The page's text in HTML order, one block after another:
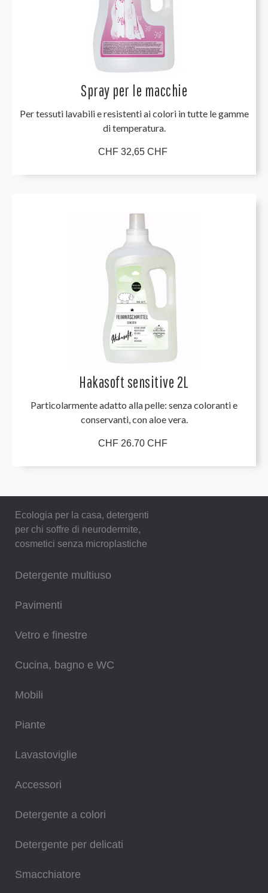
Spray per le macchie
Per tessuti lavabili e resistenti ai colori in tutte le gamme
di temperatura.
CHF 32,65 CHF
Hakasoft sensitive 2L
Particolarmente adatto alla pelle: senza coloranti e
conservanti, con aloe vera.
CHF 26.70 CHF
Ecologia per la casa, detergenti
per chi soffre di neurodermite,
cosmetici senza microplastiche
Detergente multiuso
Pavimenti
Vetro e finestre
Cucina, bagno e WC
Mobili
Piante
Lavastoviglie
Accessori
Detergente a colori
Detergente per delicati
Smacchiatore